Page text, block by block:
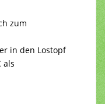
zum
in den Lostopf
als